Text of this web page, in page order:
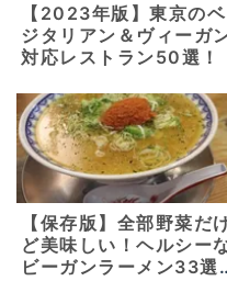
【2023年版】東京のベ
ジタリアン＆ヴィーガ
対応レストラン50選！
【保存版】全部野菜だ
ど美味しい！ヘルシー
ビーガンラーメン33選